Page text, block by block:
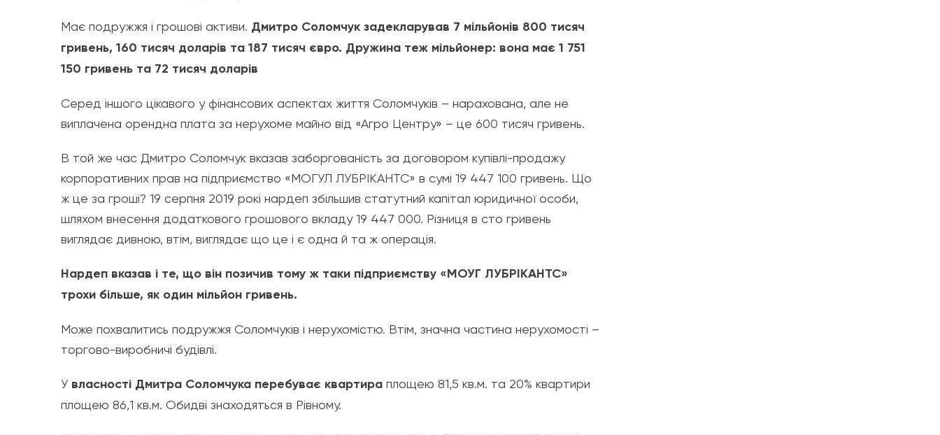
Має подружжя і грошові активи. Дмитро Соломчук задекларував 7 мільйонів 800 тисяч
гривень, 160 тисяч доларів та 187 тисяч євро. Дружина теж мільйонер: вона має 1 751
150 гривень та 72 тисяч доларів
Серед іншого цікавого у фінансових аспектах життя Соломчуків – нарахована, але не
виплачена орендна плата за нерухоме майно від «Агро Центру» – це 600 тисяч гривень.
В той же час Дмитро Соломчук вказав заборгованість за договором купівлі-продажу
корпоративних прав на підприємство «МОГУЛ ЛУБРІКАНТС» в сумі 19 447 100 гривень. Що
ж це за гроші? 19 серпня 2019 рокі нардеп збільшив статутний капітал юридичної особи,
шляхом внесення додаткового грошового вкладу 19 447 000. Різниця в сто гривень
виглядає дивною, втім, виглядає що це і є одна й та ж операція.
Нардеп вказав і те, що він позичив тому ж таки підприємству «МОУГ ЛУБРІКАНТС»
трохи більше, як один мільйон гривень.
Може похвалитись подружжя Соломчуків і нерухомістю. Втім, значна частина нерухомості –
торгово-виробничі будівлі.
У власності Дмитра Соломчука перебуває квартира площею 81,5 кв.м. та 20% квартири
площею 86,1 кв.м. Обидві знаходяться в Рівному.